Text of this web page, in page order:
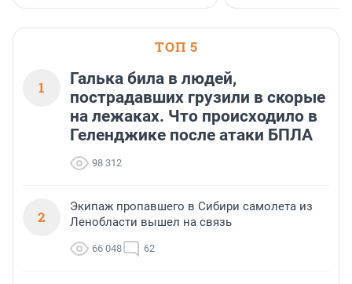
ТОП 5
1
Галька била в людей,
пострадавших грузили в скорые
на лежаках. Что происходило в
Геленджике после атаки БПЛА
98 312
2
Экипаж пропавшего в Сибири самолета из
Ленобласти вышел на связь
66 048 62